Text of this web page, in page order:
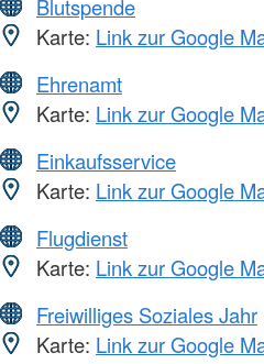
Blutspende
Karte: Link zur Google
Ehrenamt
Karte: Link zur Google
Einkaufsservice
Karte: Link zur Google
Flugdienst
Karte: Link zur Google
Freiwilliges Soziales Jahr
Karte: Link zur Google